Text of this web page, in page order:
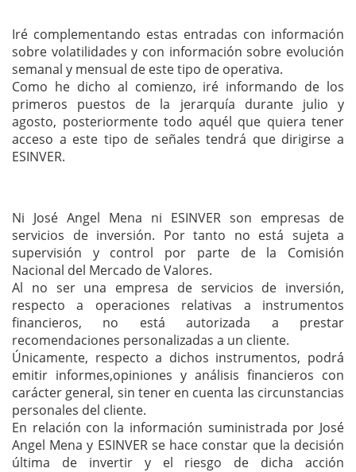
Iré complementando estas entradas con información
sobre volatilidades y con información sobre evolución
semanal y mensual de este tipo de operativa.
Como he dicho al comienzo, iré informando de los
primeros puestos de la jerarquía durante julio y
agosto, posteriormente todo aquél que quiera tener
acceso a este tipo de señales tendrá que dirigirse a
ESINVER.
Ni José Angel Mena ni ESINVER son empresas de
servicios de inversión. Por tanto no está sujeta a
supervisión y control por parte de la Comisión
Nacional del Mercado de Valores.
Al no ser una empresa de servicios de inversión,
respecto a operaciones relativas a instrumentos
financieros, no está autorizada a prestar
recomendaciones personalizadas a un cliente.
Únicamente, respecto a dichos instrumentos, podrá
emitir informes,opiniones y análisis financieros con
carácter general, sin tener en cuenta las circunstancias
personales del cliente.
En relación con la información suministrada por José
Angel Mena y ESINVER se hace constar que la decisión
última de invertir y el riesgo de dicha acción